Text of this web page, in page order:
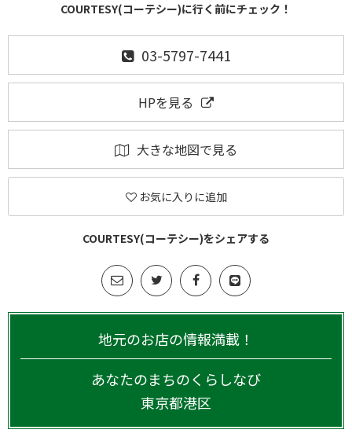
COURTESY(コーテシー)に行く前にチェック！
03-5797-7441
HPを見る
大きな地図で見る
お気に入りに追加
COURTESY(コーテシー)をシェアする
地元のお店の情報満載！
あなたのまちのくらしなび
東京都港区